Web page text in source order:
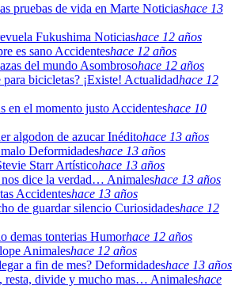
Noticiashace 13
Noticiashace 12 años
Accidenteshace 12 años
Asombrosohace 12 años
Actualidadhace 12
Accidenteshace 10
Inéditohace 13 años
Deformidadeshace 13 años
Artísticohace 13 años
Animaleshace 13 años
Accidenteshace 13 años
Curiosidadeshace 12
Humorhace 12 años
Animaleshace 12 años
Deformidadeshace 13 años
Animaleshace